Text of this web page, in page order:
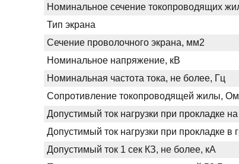
Номинальное сечение токопроводящих
Тип экрана
Сечение проволочного экрана, мм2
Номинальное напряжение, кВ
Номинальная частота тока, не более, Гц
Сопротивление токопроводящей жилы,
Допустимый ток нагрузки при прокладке
Допустимый ток нагрузки при прокладке в
Допустимый ток 1 сек КЗ, не более, кА